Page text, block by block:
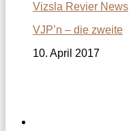
Vizsla Revier News
VJP’n – die zweite
10. April 2017